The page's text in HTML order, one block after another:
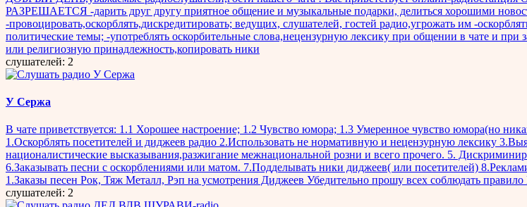
РАЗРЕШАЕТСЯ -дарить друг другу приятное общение и музыкальные подарки, делиться хорошими
-провоцировать,оскорблять,дискредитировать; ведущих, слушателей, гостей радио,угрожать им -
политические темы; -употреблять оскорбительные слова,нецензурную лексику при общении в чате и
или религиозную принадлежность,копировать ники
слушателей: 2
У Сержа
В чате приветствуется: 1.1 Хорошее настроение; 1.2 Чувство юмора; 1.3 Умеренное чувство юмора(но
1.Оскорблять посетителей и диджеев радио 2.Использовать не нормативную и нецензурную лексику
националистические высказывания,разжигание межнациональной розни и всего прочего. 5.
6.Заказывать песни с оскорблениями или матом. 7.Подделывать ники диджеев( или посетителей)
1.Заказы песен Рок, Тяж Металл, Рэп на усмотрения Диджеев Убедительно прошу всех соблюдать
слушателей: 2